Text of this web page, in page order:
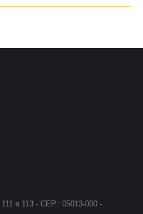
e 113 - CEP.: 05013-000 -